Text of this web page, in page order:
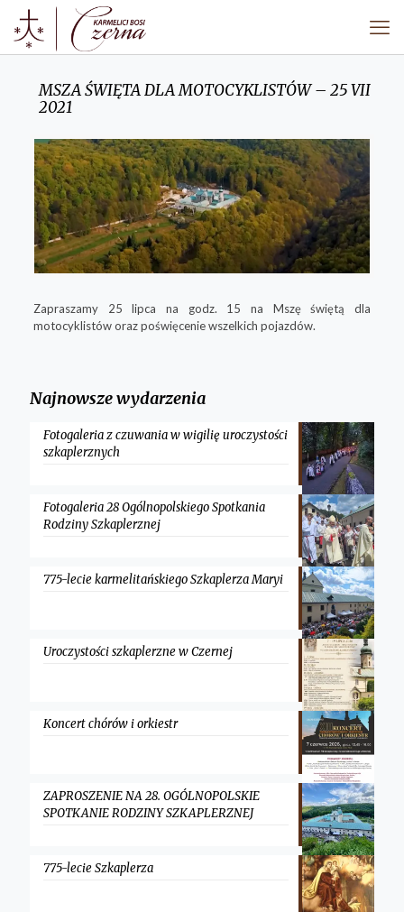
MSZA ŚWIĘTA DLA MOTOCYKLISTÓW – 25 VII
2021
Zapraszamy 25 lipca na godz. 15 na Mszę świętą dla
motocyklistów oraz poświęcenie wszelkich pojazdów.
Najnowsze wydarzenia
Fotogaleria z czuwania w wigilię uroczystości
szkaplerznych
Fotogaleria 28 Ogólnopolskiego Spotkania
Rodziny Szkaplerznej
775-lecie karmelitańskiego Szkaplerza Maryi
Uroczystości szkaplerzne w Czernej
Koncert chórów i orkiestr
ZAPROSZENIE NA 28. OGÓLNOPOLSKIE
SPOTKANIE RODZINY SZKAPLERZNEJ
775-lecie Szkaplerza